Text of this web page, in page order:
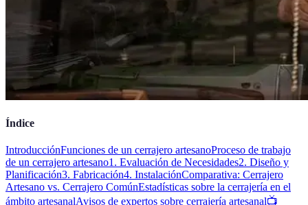
Índice
IntroducciónFunciones de un cerrajero artesanoProceso de trabajo
de un cerrajero artesano1. Evaluación de Necesidades2. Diseño y
Planificación3. Fabricación4. InstalaciónComparativa: Cerrajero
Artesano vs. Cerrajero ComúnEstadísticas sobre la cerrajería en el
ámbito artesanalAvisos de expertos sobre cerrajería artesanal📺